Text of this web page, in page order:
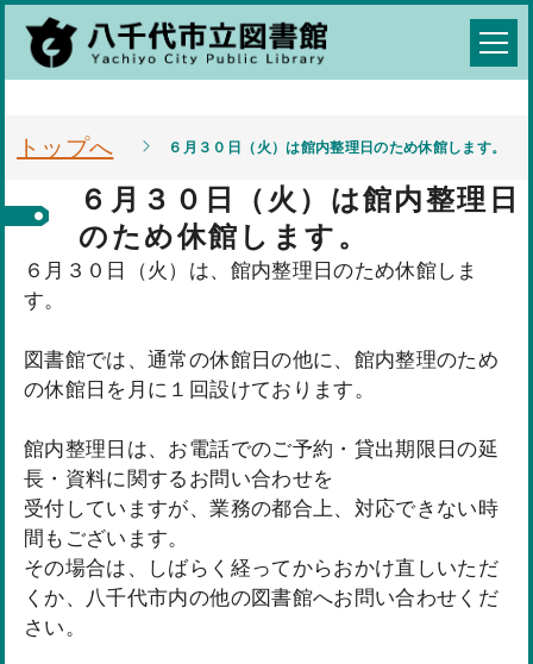
トップへ ６月３０日（火）は館内整理日のため休館します。
６月３０日（火）は館内整理日
のため休館します。
６月３０日（火）は、館内整理日のため休館しま
す。
図書館では、通常の休館日の他に、館内整理のため
の休館日を月に１回設けております。
館内整理日は、お電話でのご予約・貸出期限日の延
長・資料に関するお問い合わせを
受付していますが、業務の都合上、対応できない時
間もございます。
その場合は、しばらく経ってからおかけ直しいただ
くか、八千代市内の他の図書館へお問い合わせくだ
さい。